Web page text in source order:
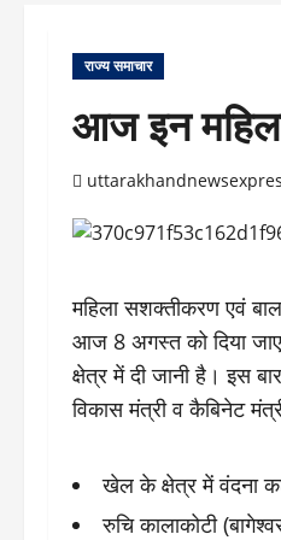
राज्य समाचार
आज इन
महिला सशक्तीकरण एवं
आज 8 अगस्त को दिया
क्षेत्र में दी जानी है। इस
विकास मंत्री व कैबिनेट
खेल के क्षेत्र में वंदना
रुचि कालाकोटी